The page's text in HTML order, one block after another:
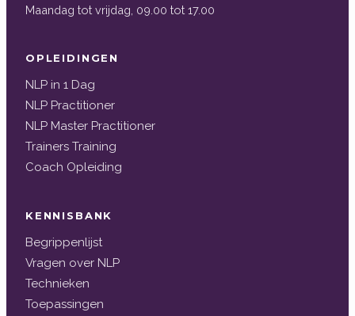
Maandag tot vrijdag, 09.00 tot 17.00
OPLEIDINGEN
NLP in 1 Dag
NLP Practitioner
NLP Master Practitioner
Trainers Training
Coach Opleiding
KENNISBANK
Begrippenlijst
Vragen over NLP
Technieken
Toepassingen